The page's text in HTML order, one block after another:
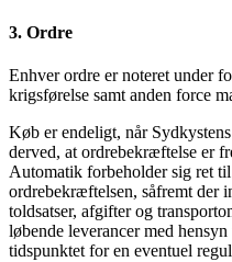
3. Ordre
Enhver ordre er noteret under
krigsførelse samt anden force
Køb er endeligt, når
derved, at ordrebekræftelse er
Automatik forbeholder sig ret
ordrebekræftelsen, såfremt der
toldsatser, afgifter og
løbende leverancer med
tidspunktet for en eventuel